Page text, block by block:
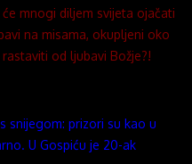
mnogi diljem svijeta ojačati
na misama, okupljeni oko
od ljubavi Božje?!
snijegom: prizori su kao u
U Gospiću je 20-ak